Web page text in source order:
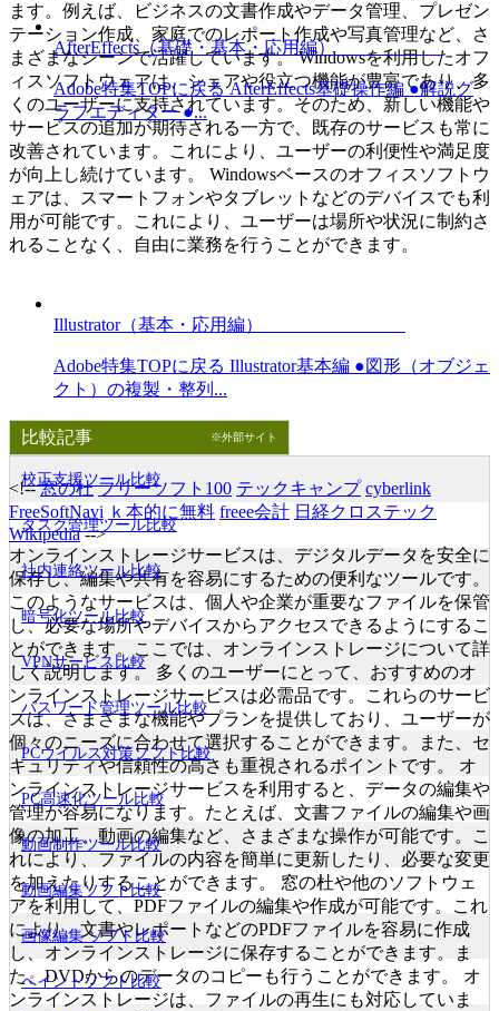
ます。例えば、ビジネスの文書作成やデータ管理、プレゼン
テーション作成、家庭でのレポート作成や写真管理など、さ
まざまなシーンで活躍しています。 Windowsを利用したオフ
ィスソフトウェアは、シェアや役立つ機能が豊富であり、多
くのユーザーに支持されています。そのため、新しい機能や
サービスの追加が期待される一方で、既存のサービスも常に
改善されています。これにより、ユーザーの利便性や満足度
が向上し続けています。 Windowsベースのオフィスソフトウ
ェアは、スマートフォンやタブレットなどのデバイスでも利
用が可能です。これにより、ユーザーは場所や状況に制約さ
れることなく、自由に業務を行うことができます。
<!--窓の杜 フリーソフト100 テックキャンプ cyberlink
FreeSoftNavi ｋ本的に無料 freee会計 日経クロステック
Wikipedia-->
オンラインストレージサービスは、デジタルデータを安全に
保存し、編集や共有を容易にするための便利なツールです。
このようなサービスは、個人や企業が重要なファイルを保管
し、必要な場所やデバイスからアクセスできるようにするこ
とができます。ここでは、オンラインストレージについて詳
しく説明します。 多くのユーザーにとって、おすすめのオ
ンラインストレージサービスは必需品です。これらのサービ
スは、さまざまな機能やプランを提供しており、ユーザーが
個々のニーズに合わせて選択することができます。また、セ
キュリティや信頼性の高さも重視されるポイントです。 オ
ンラインストレージサービスを利用すると、データの編集や
管理が容易になります。たとえば、文書ファイルの編集や画
像の加工、動画の編集など、さまざまな操作が可能です。こ
れにより、ファイルの内容を簡単に更新したり、必要な変更
を加えたりすることができます。 窓の杜や他のソフトウェ
アを利用して、PDFファイルの編集や作成が可能です。これ
により、文書やレポートなどのPDFファイルを容易に作成
し、オンラインストレージに保存することができます。ま
た、DVDからのデータのコピーも行うことができます。 オ
ンラインストレージは、ファイルの再生にも対応していま
AfterEffects（基礎・基本・応用編）
Adobe特集TOPに戻る AfterEffects基礎操作編 ●解説グ
ラフエディター ●...
Illustrator（基本・応用編）
Adobe特集TOPに戻る Illustrator基本編 ●図形（オブジェ
クト）の複製・整列...
比較記事 ※外部サイト
校正支援ツール比較
タスク管理ツール比較
社内連絡ツール比較
暗号化ツール比較
VPNサービス比較
パスワード管理ツール比較
PCウイルス対策ソフト比較
PC高速化ツール比較
動画制作ツール比較
動画編集ソフト比較
画像編集 ソフト比較
ペイントソフト比較